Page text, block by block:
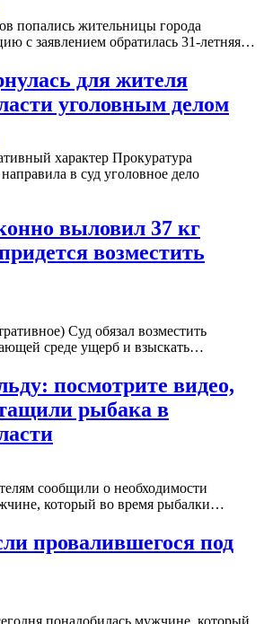
попались жительницы города
с заявлением обратилась 31-летняя…
для жителя
уголовным делом
характер Прокуратура
в суд уголовное дело
выловил 37 кг
возместить
Суд обязал возместить
среде ущерб и взыскать…
посмотрите видео,
рыбака в
сообщили о необходимости
который во время рыбалки…
провалившегося под
понадобилась мужчине, который